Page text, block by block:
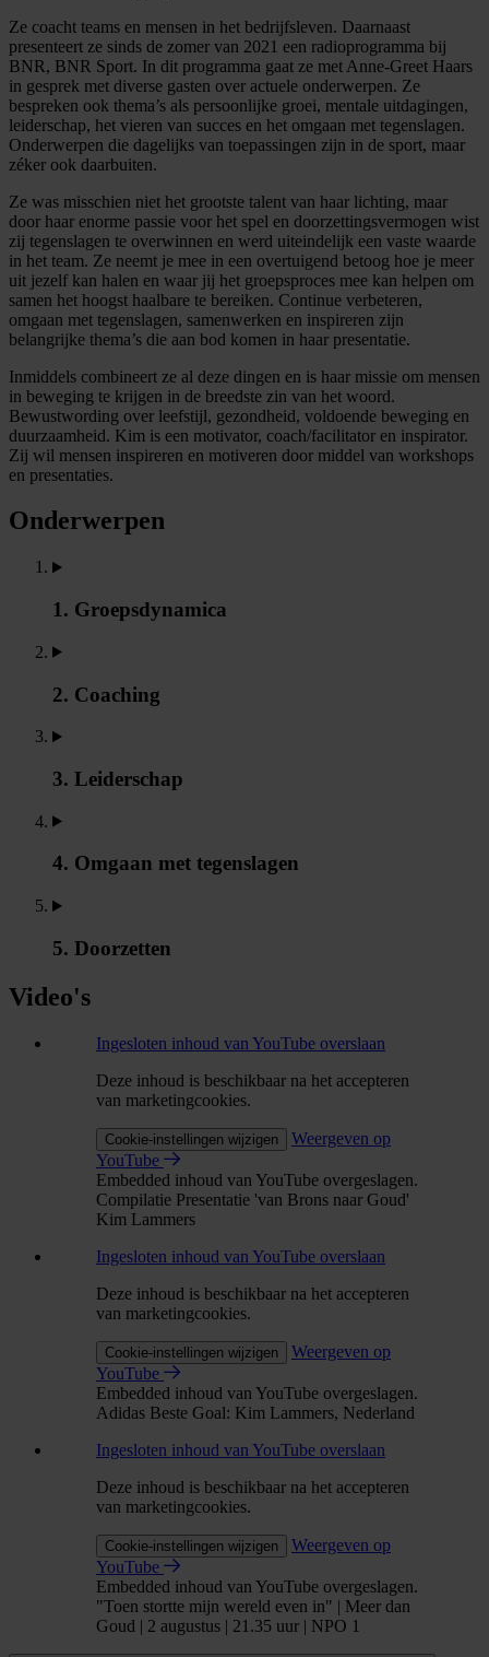
Ze coacht teams en mensen in het bedrijfsleven. Daarnaast
presenteert ze sinds de zomer van 2021 een radioprogramma bij
BNR, BNR Sport. In dit programma gaat ze met Anne-Greet Haars
in gesprek met diverse gasten over actuele onderwerpen. Ze
bespreken ook thema’s als persoonlijke groei, mentale uitdagingen,
leiderschap, het vieren van succes en het omgaan met tegenslagen.
Onderwerpen die dagelijks van toepassingen zijn in de sport, maar
zéker ook daarbuiten.
Ze was misschien niet het grootste talent van haar lichting, maar
door haar enorme passie voor het spel en doorzettingsvermogen wist
zij tegenslagen te overwinnen en werd uiteindelijk een vaste waarde
in het team. Ze neemt je mee in een overtuigend betoog hoe je meer
uit jezelf kan halen en waar jij het groepsproces mee kan helpen om
samen het hoogst haalbare te bereiken. Continue verbeteren,
omgaan met tegenslagen, samenwerken en inspireren zijn
belangrijke thema’s die aan bod komen in haar presentatie.
Inmiddels combineert ze al deze dingen en is haar missie om mensen
in beweging te krijgen in de breedste zin van het woord.
Bewustwording over leefstijl, gezondheid, voldoende beweging en
duurzaamheid. Kim is een motivator, coach/facilitator en inspirator.
Zij wil mensen inspireren en motiveren door middel van workshops
en presentaties.
Onderwerpen
1. Groepsdynamica
2. Coaching
3. Leiderschap
4. Omgaan met tegenslagen
5. Doorzetten
Video's
Ingesloten inhoud van YouTube overslaan
Deze inhoud is beschikbaar na het accepteren
van marketingcookies.
Cookie-instellingen wijzigen
Weergeven op
YouTube
Embedded inhoud van YouTube overgeslagen.
Compilatie Presentatie 'van Brons naar Goud'
Kim Lammers
Ingesloten inhoud van YouTube overslaan
Deze inhoud is beschikbaar na het accepteren
van marketingcookies.
Cookie-instellingen wijzigen
Weergeven op
YouTube
Embedded inhoud van YouTube overgeslagen.
Adidas Beste Goal: Kim Lammers, Nederland
Ingesloten inhoud van YouTube overslaan
Deze inhoud is beschikbaar na het accepteren
van marketingcookies.
Cookie-instellingen wijzigen
Weergeven op
YouTube
Embedded inhoud van YouTube overgeslagen.
"Toen stortte mijn wereld even in" | Meer dan
Goud | 2 augustus | 21.35 uur | NPO 1